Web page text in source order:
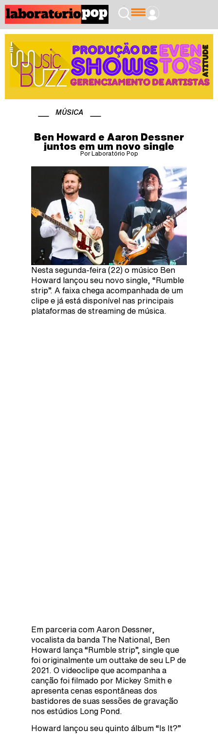
MÚSICA
Ben Howard e Aaron Dessner
juntos em um novo single
Por Laboratório Pop
Nesta segunda-feira (22) o músico Ben
Howard lançou seu novo single, “Rumble
strip”. A faixa chega acompanhada de um
clipe e já está disponível nas principais
plataformas de streaming de música.
Em parceria com Aaron Dessner,
vocalista da banda The National, Ben
Howard lança “Rumble strip”, single que
foi originalmente um outtake de seu LP de
2021. O videoclipe que acompanha a
canção foi filmado por Mickey Smith e
apresenta cenas espontâneas dos
bastidores de suas sessões de gravação
nos estúdios Long Pond.
Howard lançou seu quinto álbum “Is It?”